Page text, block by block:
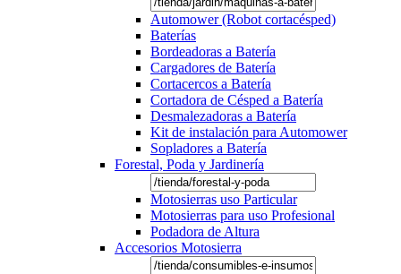
Automower (Robot cortacésped)
Baterías
Bordeadoras a Batería
Cargadores de Batería
Cortacercos a Batería
Cortadora de Césped a Batería
Desmalezadoras a Batería
Kit de instalación para Automower
Sopladores a Batería
Forestal, Poda y Jardinería
Motosierras uso Particular
Motosierras para uso Profesional
Podadora de Altura
Accesorios Motosierra